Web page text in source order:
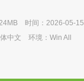
时间：2026-05-15
中文 环境：Win All